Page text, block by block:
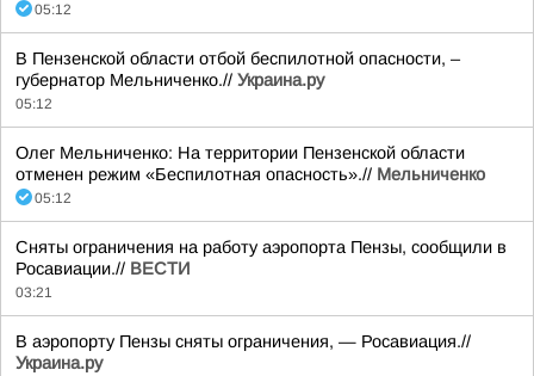
05:12
В Пензенской области отбой беспилотной опасности, –
губернатор Мельниченко.// Украина.ру
05:12
Олег Мельниченко: На территории Пензенской области
отменен режим «Беспилотная опасность».// Мельниченко
05:12
Сняты ограничения на работу аэропорта Пензы, сообщили в
Росавиации.// ВЕСТИ
03:21
В аэропорту Пензы сняты ограничения, — Росавиация.//
Украина.ру